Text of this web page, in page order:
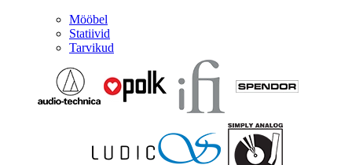
Mööbel
Statiivid
Tarvikud